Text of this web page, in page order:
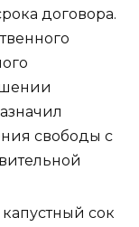
договора.
свободы с
сок